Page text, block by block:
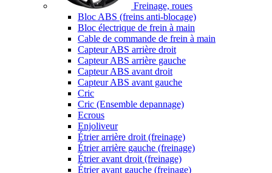
Freinage, roues
Bloc ABS (freins anti-blocage)
Bloc électrique de frein à main
Cable de commande de frein à main
Capteur ABS arrière droit
Capteur ABS arrière gauche
Capteur ABS avant droit
Capteur ABS avant gauche
Cric
Cric (Ensemble depannage)
Ecrous
Enjoliveur
Étrier arrière droit (freinage)
Étrier arrière gauche (freinage)
Étrier avant droit (freinage)
Étrier avant gauche (freinage)